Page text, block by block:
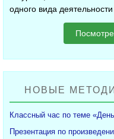
одного вида деятельности
НОВЫЕ
Классный час по теме
Презентация по